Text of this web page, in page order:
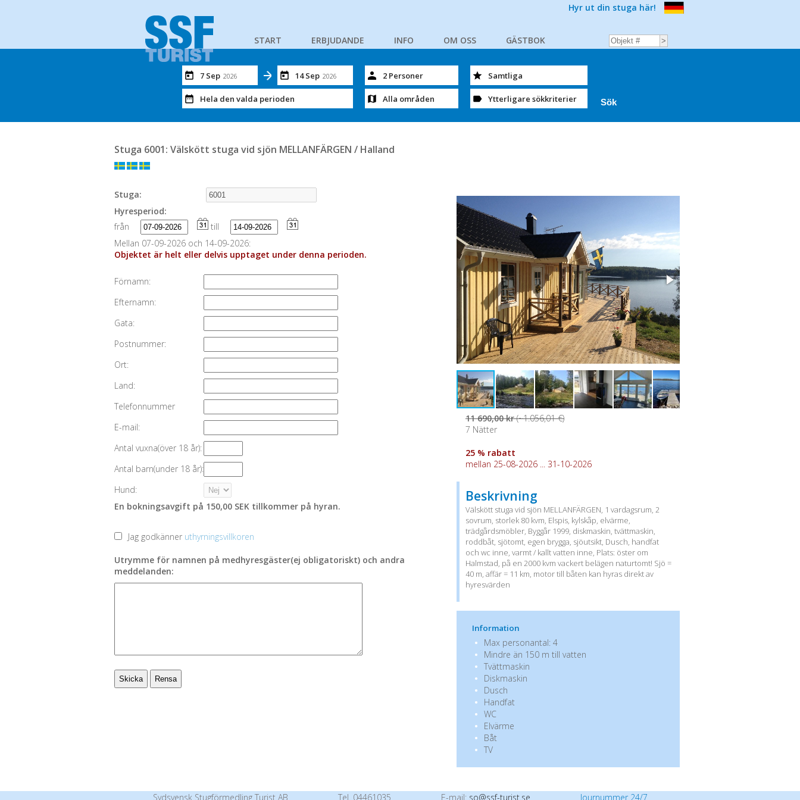
START ERBJUDANDE INFO OM OSS GÄSTBOK
Hyr ut din stuga här!
7 Sep 2026 14 Sep 2026
Hela den valda perioden
2 Personer
Alla områden
Samtliga
Ytterligare sökkriterier
Stuga 6001: Välskött stuga vid sjön MELLANFÄRGEN / Halland
11 690,00 kr(~1.056,01 €)
7 Nätter
25 % rabatt
mellan 25-08-2026 ... 31-10-2026
Beskrivning
Välskött stuga vid sjön MELLANFÄRGEN, 1 vardagsrum, 2
sovrum, storlek 80 kvm, Elspis, kylskåp, elvärme,
trädgårdsmöbler, Byggår 1999, diskmaskin, tvättmaskin,
roddbåt, sjötomt, egen brygga, sjöutsikt, Dusch, handfat
och wc inne, varmt / kallt vatten inne, Plats: öster om
Halmstad, på en 2000 kvm vackert belägen naturtomt! Sjö =
40 m, affär = 11 km, motor till båten kan hyras direkt av
hyresvärden
Information
Max personantal: 4
Mindre än 150 m till vatten
Tvättmaskin
Diskmaskin
Dusch
Handfat
WC
Elvärme
Båt
TV
Stuga:
Hyresperiod:
från
till
Mellan 07-09-2026 och 14-09-2026:
Objektet är helt eller delvis upptaget under denna perioden.
Förnamn:
Efternamn:
Gata:
Postnummer:
Ort:
Land:
Telefonnummer
E-mail:
Antal vuxna(över 18 år):
Antal barn(under 18 år):
Hund:
En bokningsavgift på 150,00 SEK tillkommer på hyran.
Jag godkänner uthyrningsvillkoren
Utrymme för namnen på medhyresgäster(ej obligatoriskt) och andra
meddelanden:
Sydsvensk Stugförmedling Turist AB Tel. 04461035 E-mail: so@ssf-turist.se Journummer 24/7